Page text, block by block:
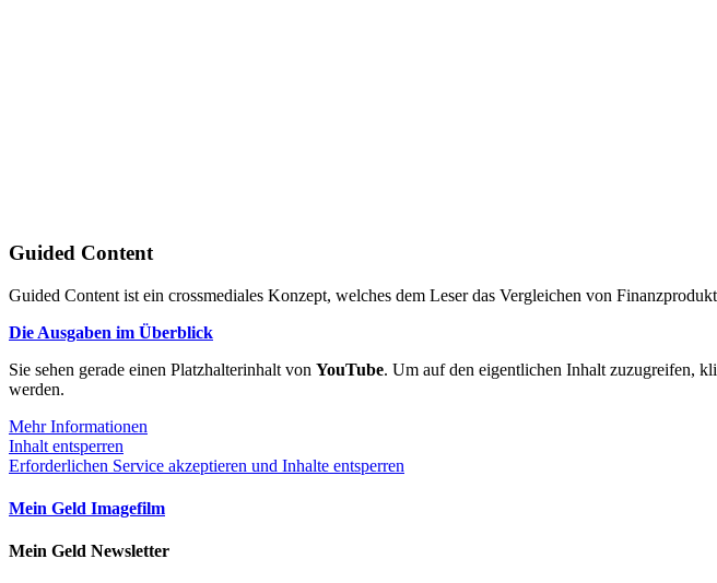
Guided Content
Guided Content ist ein crossmediales Konzept, welches dem Leser das Vergleichen von
Die Ausgaben im Überblick
Sie sehen gerade einen Platzhalterinhalt von YouTube. Um auf den eigentlichen Inhalt zuzugreifen,
werden.
Mehr Informationen
Inhalt entsperren
Erforderlichen Service akzeptieren und Inhalte entsperren
Mein Geld Imagefilm
Mein Geld Newsletter